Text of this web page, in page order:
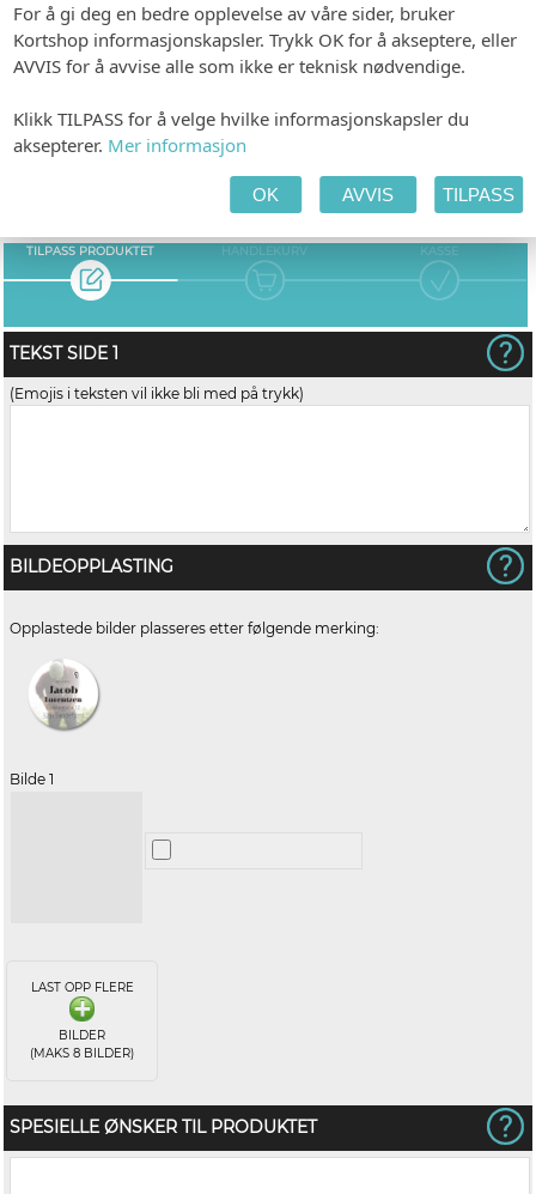
GJESTEBOK TAKKEKORT
TILPASS PRODUKTET HANDLEKURV KASSE
TEKST SIDE 1
(Emojis i teksten vil ikke bli med på trykk)
BILDEOPPLASTING
Opplastede bilder plasseres etter følgende merking:
Bilde 1
LAST OPP FLERE
BILDER
(MAKS 8 BILDER)
SPESIELLE ØNSKER TIL PRODUKTET
For å gi deg en bedre opplevelse av våre sider, bruker
Kortshop informasjonskapsler. Trykk OK for å akseptere, eller
AVVIS for å avvise alle som ikke er teknisk nødvendige.
Klikk TILPASS for å velge hvilke informasjonskapsler du
aksepterer. Mer informasjon
OK AVVIS TILPASS